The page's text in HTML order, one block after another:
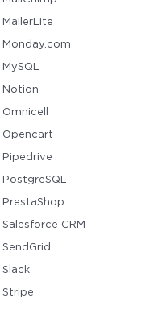
MailerLite
Monday.com
MySQL
Notion
Omnicell
Opencart
Pipedrive
PostgreSQL
PrestaShop
Salesforce CRM
SendGrid
Slack
Stripe